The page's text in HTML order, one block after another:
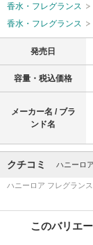
香水・フレグランス
香水・フレグランス
発売日
容量・税込価格
メーカー名 / ブラ
ンド名
クチコミ ハニーロ
ハニーロア フレグラン
このバリエ